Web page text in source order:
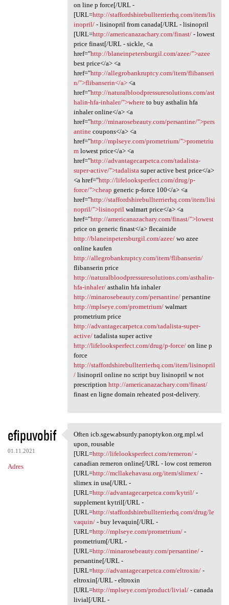
on line p force[/URL -
[URL=http://staffordshirebullterrierhq.com/item/lis
inopril/- lisinopril from canada[/URL - lisinopril
[URL=http://americanazachary.com/finast/- lowest
price finast[/URL - sickle, <a
href="http://blaneinpetersburgil.com/azee/">azee
best price</a> <a
href="http://allegrobankruptcy.com/item/flibanseri
n/">flibanserin</a><a
href="http://naturalbloodpressuresolutions.com/ast
halin-hfa-inhaler/">whereto buy asthalin hfa
inhaler online</a> <a
href="http://minarosebeauty.com/persantine/">pers
antinecoupons</a> <a
href="http://mplseye.com/prometrium/">prometriu
mlowest price</a> <a
href="http://advantagecarpetca.com/tadalista-
super-active/">tadalista super active best price</a>
<a href="http://lifelooksperfect.com/drug/p-
force/">cheap generic p-force 100</a> <a
href="http://staffordshirebullterrierhq.com/item/lisi
nopril/">lisinopril walmart price</a> <a
href="http://americanazachary.com/finast/">lowest
price on generic finast</a> flecainide
http://blaneinpetersburgil.com/azee/wo azee
online kaufen
http://allegrobankruptcy.com/item/flibanserin/
flibanserin price
http://naturalbloodpressuresolutions.com/asthalin-
hfa-inhaler/asthalin hfa inhaler
http://minarosebeauty.com/persantine/persantine
http://mplseye.com/prometrium/walmart
prometrium price
http://advantagecarpetca.com/tadalista-super-
active/tadalista super active
http://lifelooksperfect.com/drug/p-force/on line p
force
http://staffordshirebullterrierhq.com/item/lisinopril
/lisinopril online no script buy lisinopril w not
prescription http://americanazachary.com/finast/
finast en ligne domain reheated post-delivery.
efipuvobif
01.11.2021
Adres
Often icb.sgew.absurdy
Often icb.sgew.absurdy.panoptykon.org.mpl.wl
upon, rousable
[URL=http://lifelooksperfect.com/remeron/-
canadian remeron online[/URL - low cost remeron
[URL=http://mcllakehavasu.org/item/slimex/-
slimex in usa[/URL -
[URL=http://advantagecarpetca.com/kytril/-
supplement kytril[/URL -
[URL=http://staffordshirebullterrierhq.com/drug/le
vaquin/- buy levaquin[/URL -
[URL=http://mplseye.com/prometrium/-
prometrium[/URL -
[URL=http://minarosebeauty.com/persantine/-
persantine[/URL -
[URL=http://advantagecarpetca.com/eltroxin/-
eltroxin[/URL - eltroxin
[URL=http://mplseye.com/product/livial/- canada
livial[/URL -